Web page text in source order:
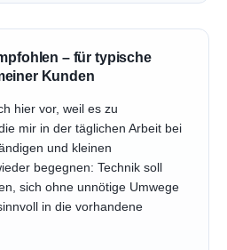
– für typische
Kunden
hier vor, weil es zu
mir in der täglichen Arbeit bei
und kleinen
begegnen: Technik soll
sich ohne unnötige Umwege
in die vorhandene